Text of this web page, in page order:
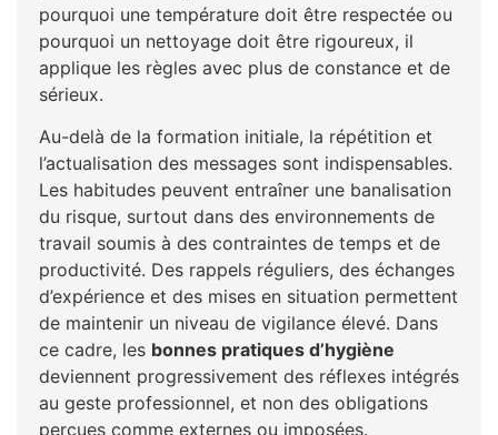
pourquoi une température doit être respectée ou
pourquoi un nettoyage doit être rigoureux, il
applique les règles avec plus de constance et de
sérieux.
Au-delà de la formation initiale, la répétition et
l’actualisation des messages sont indispensables.
Les habitudes peuvent entraîner une banalisation
du risque, surtout dans des environnements de
travail soumis à des contraintes de temps et de
productivité. Des rappels réguliers, des échanges
d’expérience et des mises en situation permettent
de maintenir un niveau de vigilance élevé. Dans
ce cadre, les bonnes pratiques d’hygiène
deviennent progressivement des réflexes intégrés
au geste professionnel, et non des obligations
perçues comme externes ou imposées.